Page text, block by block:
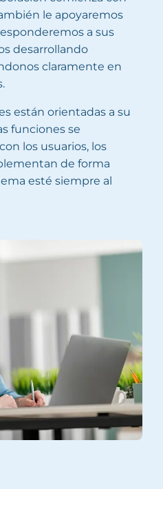
le apoyaremos
a sus
desarrollando
claramente en
están orientadas a su
funciones se
los usuarios, los
de forma
esté siempre al